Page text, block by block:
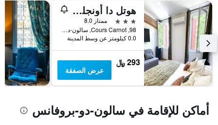
الأسبوع.
يتضمن
المخطط
التالي
1
محور
Y
الذي
يعرض
متوسط
غرفة
هوتل دا أونجلترا
3 نجوم
ممتاز 8.0
98, Cours Carnot, سالون-دو-بروفانس, إقليم بوش دو رون, فرنسا
0.0 كيلومتر عن وسط المدينة
293 ﷼
عرض الصفقة
أماكن للإقامة في سالون-دو-بروفانس